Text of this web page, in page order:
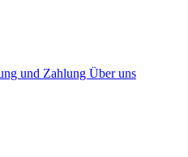
und Zahlung Über uns